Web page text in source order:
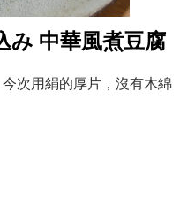
み 中華風煮豆腐
次用絹的厚片，沒有木綿